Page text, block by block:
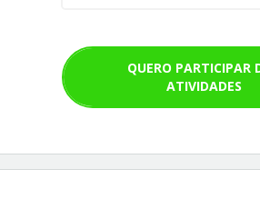
QUERO PARTICIPAR
ATIVIDADES